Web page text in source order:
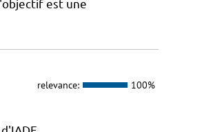
est une
relevance: 100%